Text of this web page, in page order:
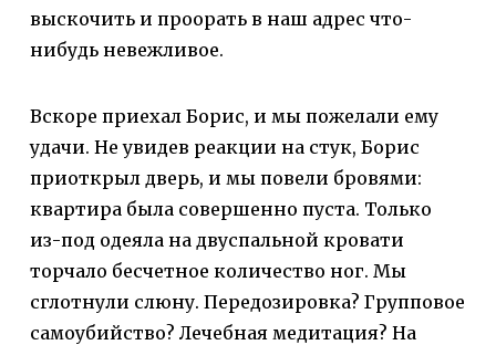
выскочить и проорать в наш адрес что-
нибудь невежливое.
Вскоре приехал Борис, и мы пожелали ему
удачи. Не увидев реакции на стук, Борис
приоткрыл дверь, и мы повели бровями:
квартира была совершенно пуста. Только
из-под одеяла на двуспальной кровати
торчало бесчетное количество ног. Мы
сглотнули слюну. Передозировка? Групповое
самоубийство? Лечебная медитация? На